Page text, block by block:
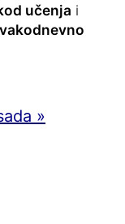
učenja i
»